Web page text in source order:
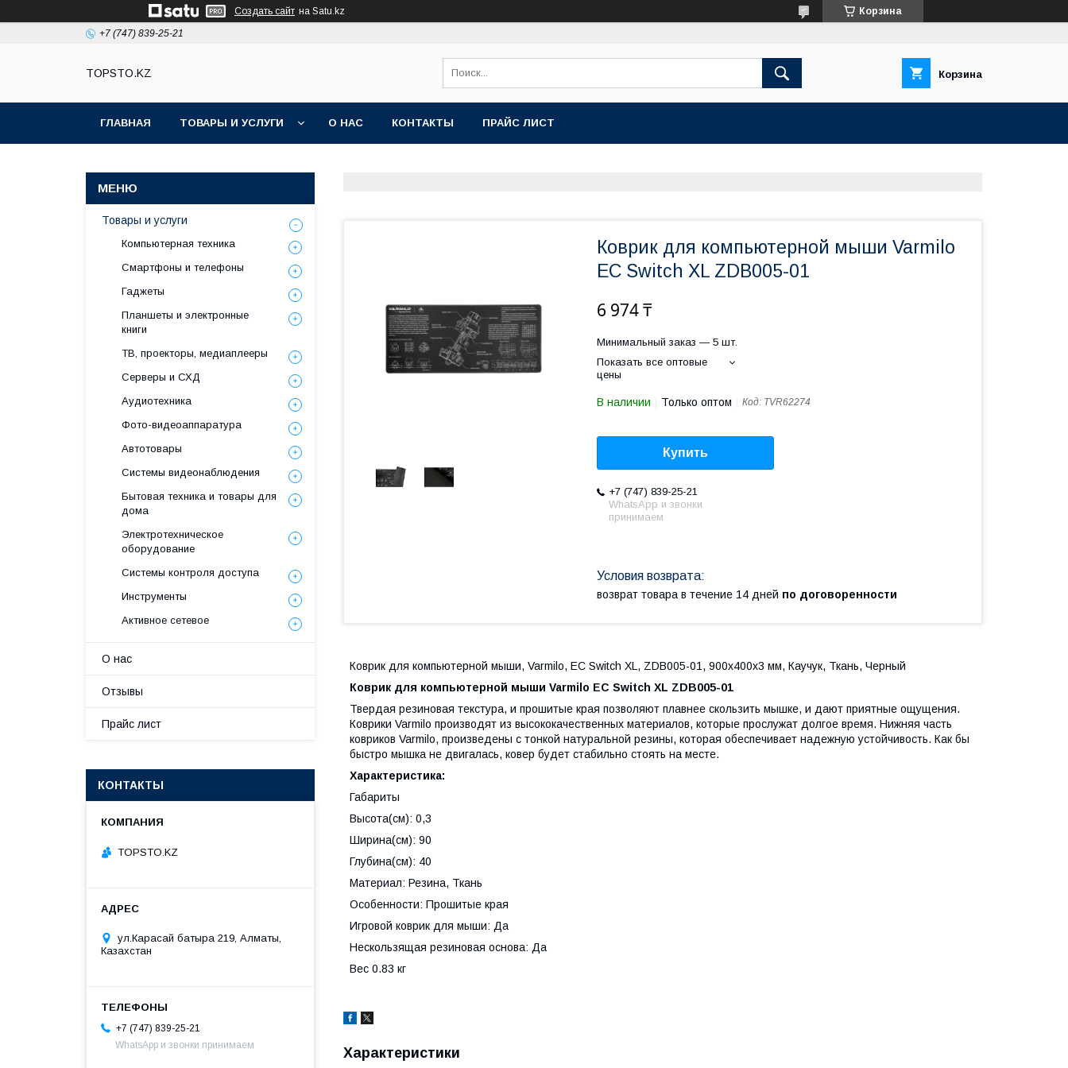
Создать сайт на Satu.kz Корзина
+7 (747) 839-25-21
TOPSTO.KZ Корзина
ГЛАВНАЯ ТОВАРЫ И УСЛУГИ О НАС КОНТАКТЫ ПРАЙС ЛИСТ
Коврик для компьютерной мыши Varmilo
EC Switch XL ZDB005-01
6 974 ₸
Минимальный заказ — 5 шт.
Показать все оптовые
цены
В наличии Только оптом Код: TVR62274
Купить
+7 (747) 839-25-21
WhatsApp и звонки
принимаем
возврат товара в течение 14 дней по договоренности
Коврик для компьютерной мыши, Varmilo, EC Switch XL, ZDB005-01, 900х400х3 мм, Каучук, Ткань, Черный
Коврик для компьютерной мыши Varmilo EC Switch XL ZDB005-01
Твердая резиновая текстура, и прошитые края позволяют плавнее скользить мышке, и дают приятные ощущения.
Коврики Varmilo производят из высококачественных материалов, которые прослужат долгое время. Нижняя часть
ковриков Varmilo, произведены с тонкой натуральной резины, которая обеспечивает надежную устойчивость. Как бы
быстро мышка не двигалась, ковер будет стабильно стоять на месте.
Характеристика:
Габариты
Высота(см): 0,3
Ширина(см): 90
Глубина(см): 40
Материал: Резина, Ткань
Особенности: Прошитые края
Игровой коврик для мыши: Да
Нескользящая резиновая основа: Да
Вес 0.83 кг
Характеристики
Товары и услуги
Компьютерная техника
Смартфоны и телефоны
Гаджеты
Планшеты и электронные
книги
ТВ, проекторы, медиаплееры
Серверы и СХД
Аудиотехника
Фото-видеоаппаратура
Автотовары
Системы видеонаблюдения
Бытовая техника и товары для
дома
Электротехническое
оборудование
Системы контроля доступа
Инструменты
Активное сетевое
О нас
Отзывы
Прайс лист
КОНТАКТЫ
TOPSTO.KZ
ул.Карасай батыра 219, Алматы,
Казахстан
+7 (747) 839-25-21
WhatsApp и звонки принимаем